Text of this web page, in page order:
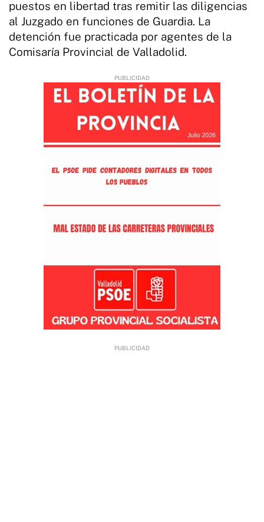
puestos en libertad tras remitir las diligencias
al Juzgado en funciones de Guardia. La
detención fue practicada por agentes de la
Comisaría Provincial de Valladolid.